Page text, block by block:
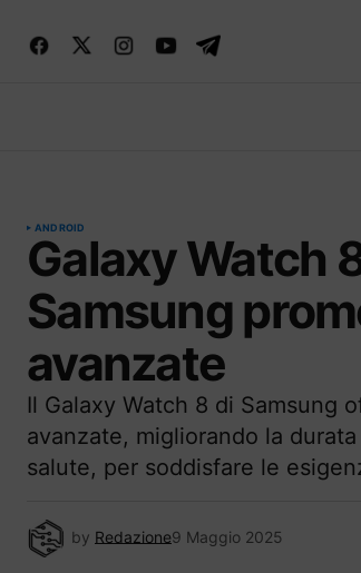
ANDROID
Galaxy Watch
Samsung
avanzate
Il Galaxy Watch 8 di Samsung
avanzate, migliorando la
salute, per soddisfare le
by Redazione9 Maggio 2025